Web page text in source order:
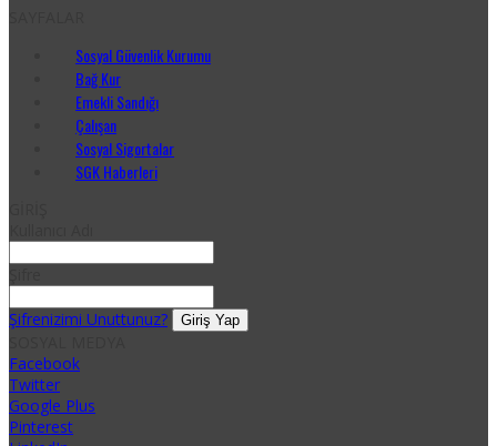
Sosyal Güvenlik Kurumu
Bağ Kur
Emekli Sandığı
Çalışan
Sosyal Sigortalar
SGK Haberleri
Şifrenizimi Unuttunuz?
Facebook
Twitter
Google Plus
Pinterest